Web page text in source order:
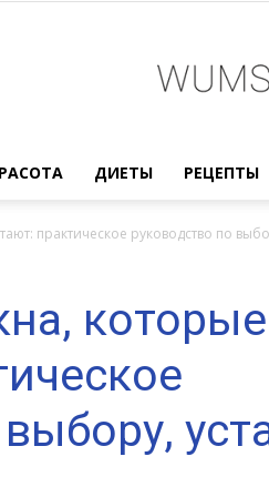
ДИЕТЫ РЕЦЕПТЫ
практическое руководство по
которые